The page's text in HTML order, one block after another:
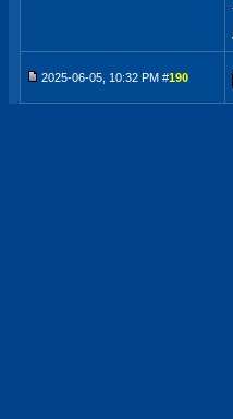
2025-06-05, 10:32 PM #190